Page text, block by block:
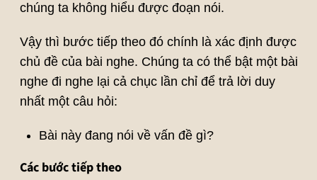
chúng ta không hiểu được đoạn nói.
Vậy thì bước tiếp theo đó chính là xác định được
chủ đề của bài nghe. Chúng ta có thể bật một bài
nghe đi nghe lại cả chục lần chỉ để trả lời duy
nhất một câu hỏi:
Bài này đang nói về vấn đề gì?
Các bước tiếp theo